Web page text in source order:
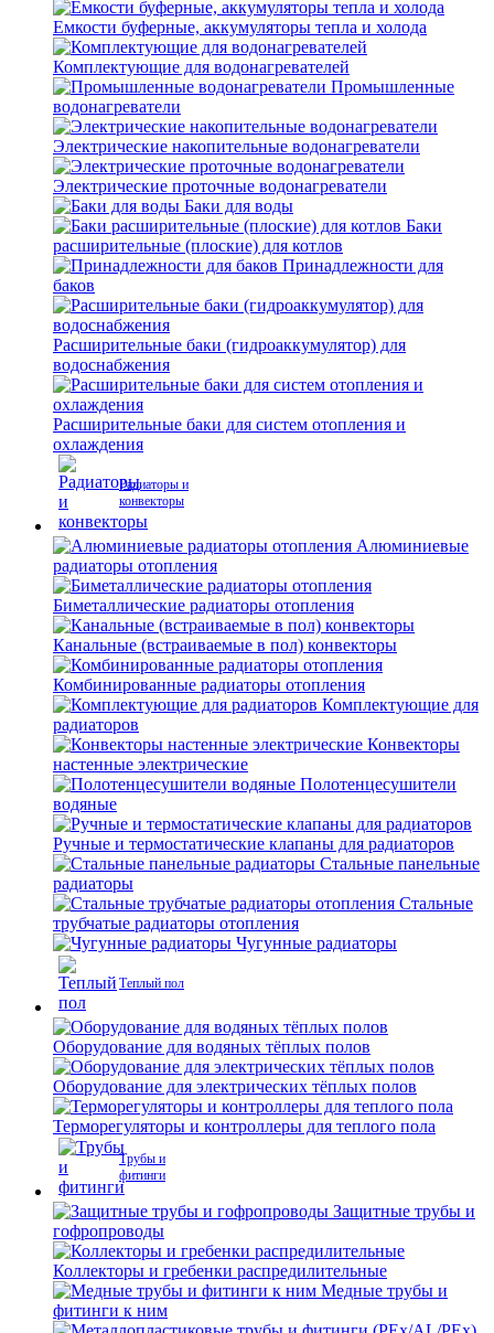
Емкости буферные, аккумуляторы тепла и холода
Комплектующие для водонагревателей
Промышленные
водонагреватели
Электрические накопительные водонагреватели
Электрические проточные водонагреватели
Баки для воды
Баки
расширительные (плоские) для котлов
Принадлежности для
баков
Расширительные баки (гидроаккумулятор) для
водоснабжения
Расширительные баки для систем отопления и
охлаждения
Радиаторы и
конвекторы
Алюминиевые
радиаторы отопления
Биметаллические радиаторы отопления
Канальные (встраиваемые в пол) конвекторы
Комбинированные радиаторы отопления
Комплектующие для
радиаторов
Конвекторы
настенные электрические
Полотенцесушители
водяные
Ручные и термостатические клапаны для радиаторов
Стальные панельные
радиаторы
Стальные
трубчатые радиаторы отопления
Чугунные радиаторы
Теплый пол
Оборудование для водяных тёплых полов
Оборудование для электрических тёплых полов
Терморегуляторы и контроллеры для теплого пола
Трубы и
фитинги
Защитные трубы и
гофропроводы
Коллекторы и гребенки распредилительные
Медные трубы и
фитинги к ним